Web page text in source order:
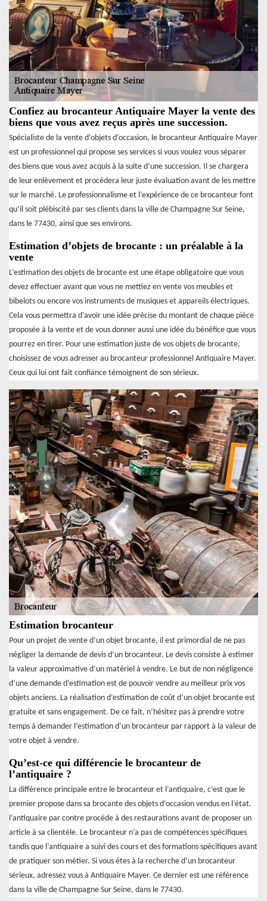
Confiez au brocanteur Antiquaire Mayer la vente des
biens que vous avez reçus après une succession.
Spécialiste de la vente d’objets d’occasion, le brocanteur Antiquaire Mayer
est un professionnel qui propose ses services si vous voulez vous séparer
des biens que vous avez acquis à la suite d’une succession. Il se chargera
de leur enlèvement et procédera leur juste évaluation avant de les mettre
sur le marché. Le professionnalisme et l’expérience de ce brocanteur font
qu’il soit plébiscité par ses clients dans la ville de Champagne Sur Seine,
dans le 77430, ainsi que ses environs.
Estimation d’objets de brocante : un préalable à la
vente
L’estimation des objets de brocante est une étape obligatoire que vous
devez effectuer avant que vous ne mettiez en vente vos meubles et
bibelots ou encore vos instruments de musiques et appareils électriques.
Cela vous permettra d’avoir une idée précise du montant de chaque pièce
proposée à la vente et de vous donner aussi une idée du bénéfice que vous
pourrez en tirer. Pour une estimation juste de vos objets de brocante,
choisissez de vous adresser au brocanteur professionnel Antiquaire Mayer.
Ceux qui lui ont fait confiance témoignent de son sérieux.
Estimation brocanteur
Pour un projet de vente d’un objet brocante, il est primordial de ne pas
négliger la demande de devis d’un brocanteur. Le devis consiste à estimer
la valeur approximative d’un matériel à vendre. Le but de non négligence
d’une demande d’estimation est de pouvoir vendre au meilleur prix vos
objets anciens. La réalisation d’estimation de coût d’un objet brocante est
gratuite et sans engagement. De ce fait, n’hésitez pas à prendre votre
temps à demander l’estimation d’un brocanteur par rapport à la valeur de
votre objet à vendre.
Qu’est-ce qui différencie le brocanteur de
l’antiquaire ?
La différence principale entre le brocanteur et l’antiquaire, c’est que le
premier propose dans sa brocante des objets d’occasion vendus en l’état.
l’antiquaire par contre procède à des restaurations avant de proposer un
article à sa clientèle. Le brocanteur n’a pas de compétences spécifiques
tandis que l’antiquaire a suivi des cours et des formations spécifiques avant
de pratiquer son métier. Si vous êtes à la recherche d’un brocanteur
sérieux, adressez vous à Antiquaire Mayer. Ce dernier est une référence
dans la ville de Champagne Sur Seine, dans le 77430.